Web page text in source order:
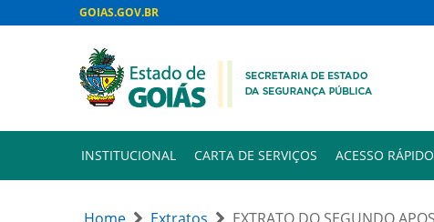
GOIAS.GOV.BR
INSTITUCIONAL CARTA DE SERVIÇOS ACESSO RÁPIDO